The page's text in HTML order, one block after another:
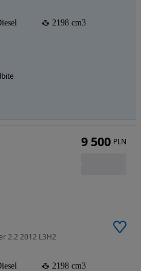
2198 cm3
2.2 2012 L3H2
2198 cm3
9 500 PLN